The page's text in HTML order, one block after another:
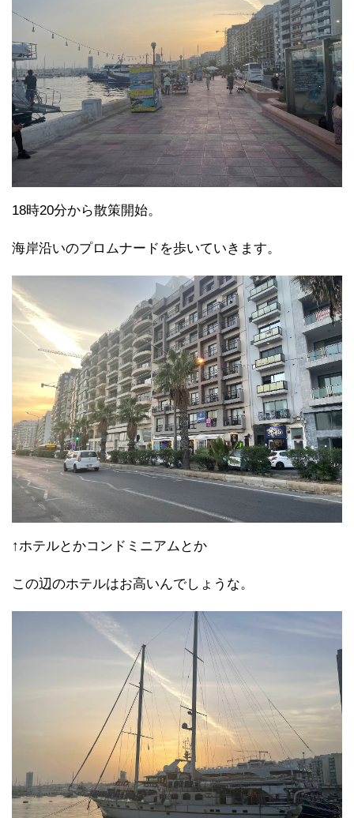
18時20分から散策開始。
海岸沿いのプロムナードを歩いていきます。
↑ホテルとかコンドミニアムとか
この辺のホテルはお高いんでしょうな。